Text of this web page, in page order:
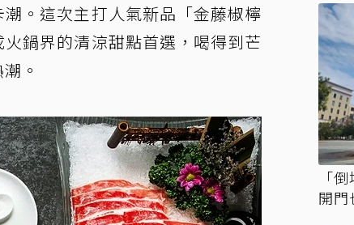
。這次主打人氣新品「金藤椒檸
火鍋界的清涼甜點首選，喝得到芒
。
「
開門